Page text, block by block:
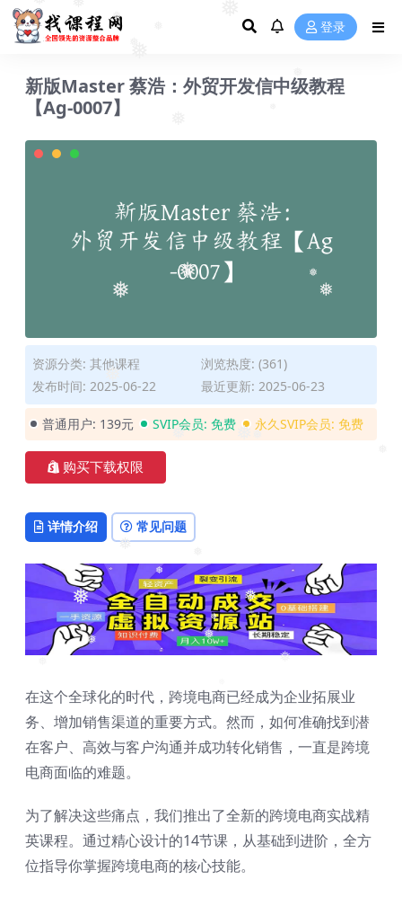
❅
❅
❅
❅
❅
❅
❅
❅
❅
❅
❅
❅
❅
❅
❅
❅ 登录
新版Master 蔡浩：外贸开发信中级教程
【Ag-0007】
资源分类: 其他课程
浏览热度: (361)
发布时间: 2025-06-22
最近更新: 2025-06-23
普通用户: 139元 SVIP会员: 免费 永久SVIP会员: 免费
购买下载权限
详情介绍 常见问题
在这个全球化的时代，跨境电商已经成为企业拓展业
务、增加销售渠道的重要方式。然而，如何准确找到潜
在客户、高效与客户沟通并成功转化销售，一直是跨境
电商面临的难题。
为了解决这些痛点，我们推出了全新的跨境电商实战精
英课程。通过精心设计的14节课，从基础到进阶，全方
位指导你掌握跨境电商的核心技能。